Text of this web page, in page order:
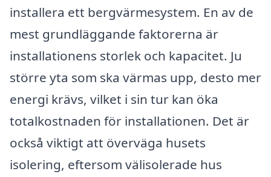
installera ett bergvärmesystem. En av de
mest grundläggande faktorerna är
installationens storlek och kapacitet. Ju
större yta som ska värmas upp, desto mer
energi krävs, vilket i sin tur kan öka
totalkostnaden för installationen. Det är
också viktigt att överväga husets
isolering, eftersom välisolerade hus